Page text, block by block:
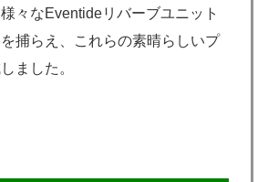
々なEventideリバーブユニット
捕らえ、これらの素晴らしいプ
ました。